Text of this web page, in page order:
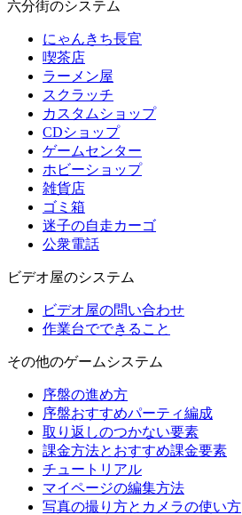
六分街のシステム
にゃんきち長官
喫茶店
ラーメン屋
スクラッチ
カスタムショップ
CDショップ
ゲームセンター
ホビーショップ
雑貨店
ゴミ箱
迷子の自走カーゴ
公衆電話
ビデオ屋のシステム
ビデオ屋の問い合わせ
作業台でできること
その他のゲームシステム
序盤の進め方
序盤おすすめパーティ編成
取り返しのつかない要素
課金方法とおすすめ課金要素
チュートリアル
マイページの編集方法
写真の撮り方とカメラの使い方